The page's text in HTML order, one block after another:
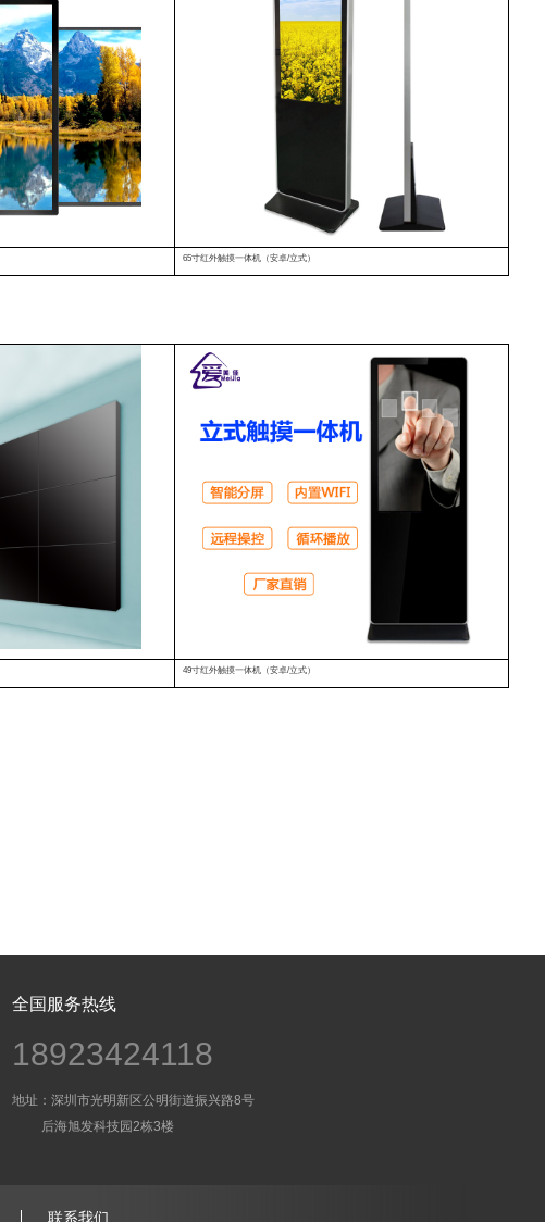
65寸红外触摸一体机（安卓/立式）
49寸红外触摸一体机（安卓/立式）
全国服务热线
18923424118
地址：深圳市光明新区公明街道振兴路8号
后海旭发科技园2栋3楼
联系我们